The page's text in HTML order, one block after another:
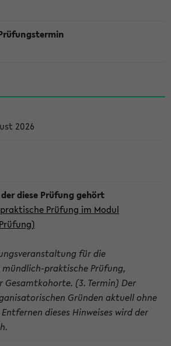
2026
Prüfung im Modul
für die
praktische Prüfung,
Gesamtkohorte. (3. Termin) Der
Gründen aktuell ohne
dieses Hinweises wird der